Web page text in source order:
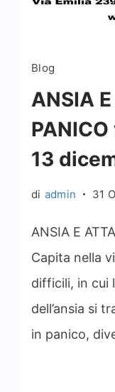
Blog
ANSIA
13
di admin 31
ANSIA E
Capita nella
difficili, in cui
dell’ansia si
in panico,